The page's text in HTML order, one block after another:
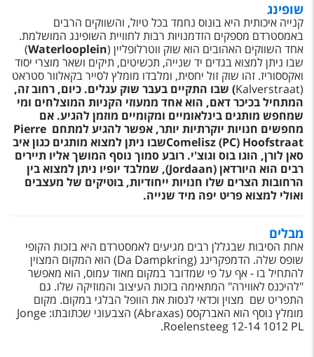
Русский
קרוז
מגזין אשת
שירות לקוחות
טופס צור קשר
תקנון
נגישות
עקבו אחרינו
שופינג
קנייה איכותית היא בונוס נחמד בכל טיול, והשווקים הרבים
באמסטרדם מספקים הזדמנויות רבות לחוויית השופינג המושלמת.
אחד השווקים האהובים הוא שוק ווטרלופליין (Waterlooplein
)
שבו ניתן למצוא בגדים יד שנייה, תכשיטים, תיקים ושאר מוצרי יסוד
ואקססוריז. זהו שוק זול יחסית, ומלבדו מומלץ לסייר בקאלוור סטראט
(Kalverstraat
) שבו התקיים בעבר שוק עגלים. כיום, רחוב זה,
המתחיל בכיכר דאם, הוא אחד ממעוזי הקניות המוצלחים ומי
שמחפש מותגים בינלאומיים ומקומיים מוזמן להגיע. אם
מחפשים חנויות יוקרתיות יותר, אפשר להגיע למתחם Pierre
Comelisz (PC) Hoofstraatשבו ניתן למצוא מותגים כגון איב
סאן לורן, הוגו בוס וגוצ'י. רובע סמוך נוסף המושך אליו תיירים
רבים הוא היורדאן (Jordaan), שמלבד יופיו ניתן למצוא בין
הרחובות הצרים שלו חנויות ייחודיות, בוטיקים של מעצבים
ואולי למצוא פריט יפה מיד שנייה.
מבלים
אחת הסיבות שבגללן רבים מגיעים לאמסטרדם היא בזכות הקופי
שופס שלה. הדמפקרינג (Da Dampkring) הוא המקום המצוין
להתחיל בו - אף על פי שמדובר במקום מאוד עמוס, הוא מאפשר
"להיכנס לאווירה" המתאימה בזכות העיצוב והמוזיקה שלו. גם
התפריט שם מצוין וכדאי לנסות את הוופל הבלגי במקום. מקום
מומלץ נוסף הוא האברקסס (Abraxas) הצבעוני שכתובתו: Jonge
Roelensteeg 12-14 1012 PL.